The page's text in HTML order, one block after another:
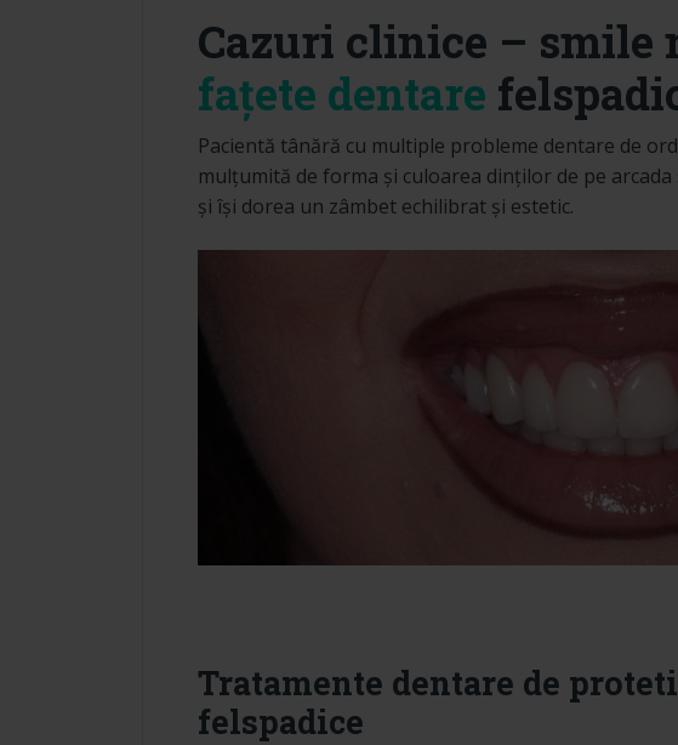
Cazuri clinice – smile
fațete dentare
Pacientă tânără cu multiple probleme dentare de
mulțumită de forma și culoarea dinților de pe
și își dorea un zâmbet echilibrat și estetic.
Tratamente dentare de
felspadice